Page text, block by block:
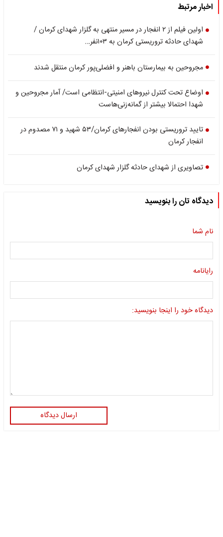
اخبار مرتبط
اولین فیلم از ۲ انفجار در مسیر منتهی به گلزار شهدای کرمان /
شهدای حادثه تروریستی کرمان به ۱۰۳نفر…
مجروحین به بیمارستان باهنر و افضلی‌پور کرمان منتقل شدند
اوضاع تحت کنترل نیروهای امنیتی-انتظامی است/ آمار مجروحین و
شهدا احتمالا بیشتر از گمانه‌زنی‌هاست
تایید تروریستی بودن انفجارهای کرمان/۵۳ شهید و ۷‍۱ مصدوم در
انفجار کرمان
تصاویری از شهدای حادثه گلزار شهدای کرمان
دیدگاه تان را بنویسید
نام شما
رایانامه
دیدگاه خود را اینجا بنویسید:
ارسال دیدگاه